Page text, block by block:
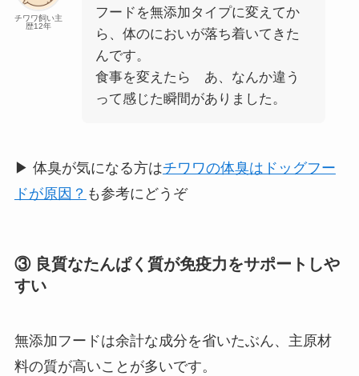
チワワ飼い主
歴12年
フードを無添加タイプに変えてか
ら、体のにおいが落ち着いてきた
んです。
食事を変えたら あ、なんか違う
って感じた瞬間がありました。
▶ 体臭が気になる方はチワワの体臭はドッグフー
ドが原因？ も参考にどうぞ
③ 良質なたんぱく質が免疫力をサポートしや
すい
無添加フードは余計な成分を省いたぶん、主原材
料の質が高いことが多いです。